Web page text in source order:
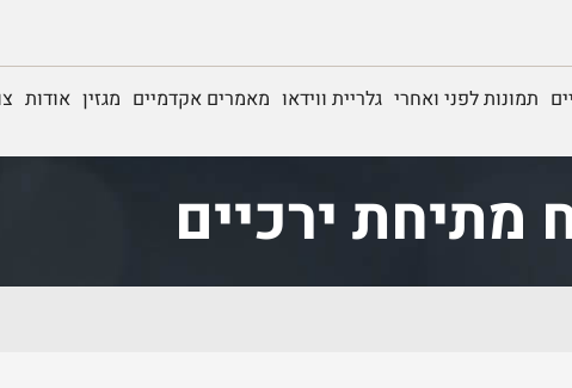
תמונות לפני ואחרי גלריית ווידאו מאמרים אקדמיים מגזין אודות
מתיחת ירכיים